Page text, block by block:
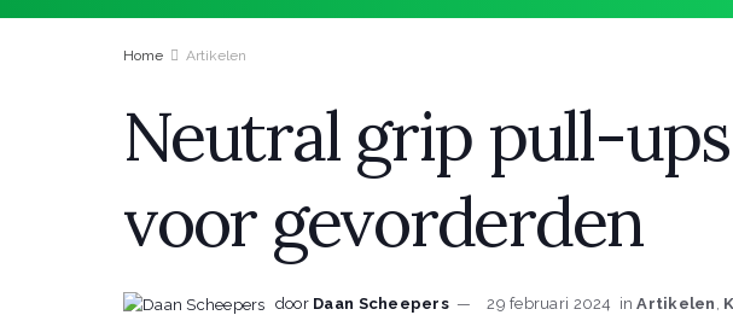
Home Artikelen
Neutral grip pull-
voor gevorderden
door Daan Scheepers 29 februari 2024 in Artikelen ,